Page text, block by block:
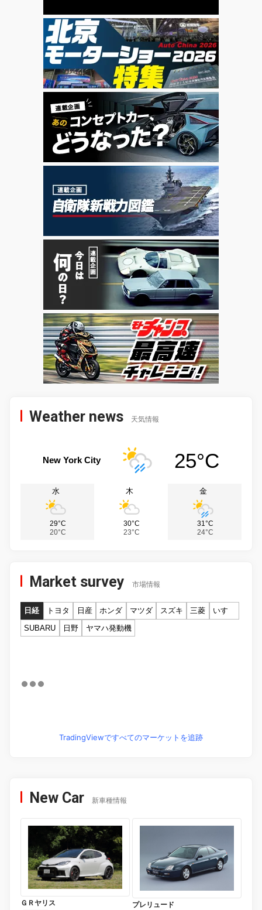
Weather news 天気情報
New York City 25°C
水
29°C
20°C
木
30°C
23°C
金
31°C
24°C
Market survey 市場情報
日経 トヨタ 日産 ホンダ マツダ スズキ 三菱
いすゞ
SUBARU
日野 ヤマハ発動機
TradingViewですべてのマーケットを追跡
New Car 新車種情報
ＧＲヤリス プレリュード